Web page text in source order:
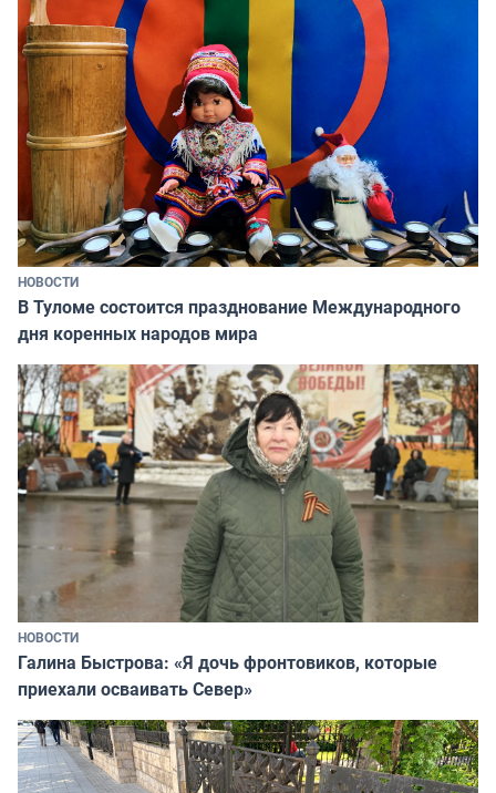
НОВОСТИ
В Туломе состоится празднование Международного
дня коренных народов мира
НОВОСТИ
Галина Быстрова: «Я дочь фронтовиков, которые
приехали осваивать Север»